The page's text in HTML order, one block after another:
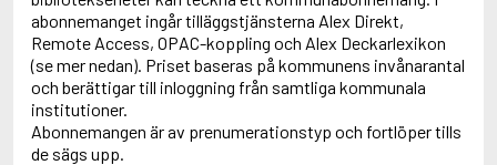
abonnemanget ingår tilläggstjänsterna Alex Direkt,
Remote Access, OPAC-koppling och Alex Deckarlexikon
(se mer nedan). Priset baseras på kommunens invånarantal
och berättigar till inloggning från samtliga kommunala
institutioner.
Abonnemangen är av prenumerationstyp och fortlöper tills
de sägs upp.